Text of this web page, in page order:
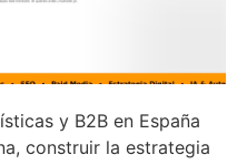
y B2B en España
construir la estrategia